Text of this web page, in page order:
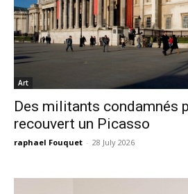
Art
Des militants condamnés
recouvert un Picasso
raphael Fouquet - 28 July 2026